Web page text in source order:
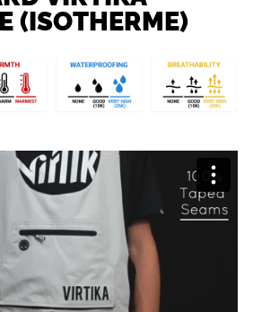
(ISOTHERME)